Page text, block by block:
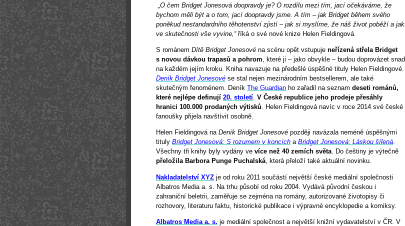
„O čem Bridget Jonesová doopravdy je? O rozdílu mezi tím, jací očekáváme, že
bychom měli být a o tom, jací doopravdy jsme. A tím – jak Bridget během svého
poněkud nestandardního těhotenství zjistí – jak si myslíme, že náš život poběží a jak
ve skutečnosti vše vyvine,“říká o své nové knize Helen Fieldingová.
S románem Dítě Bridget Jonesové na scénu opět vstupuje neřízená střela Bridget
s novou dávkou trapasů a pohrom , které ji – jako obvykle – budou doprovázet snad
na každém jejím kroku. Kniha navazuje na předešlé úspěšné tituly Helen Fieldingové.
Deník Bridget Jonesové se stal nejen mezinárodním bestsellerem, ale také
skutečným fenoménem. Deník The Guardian ho zařadil na seznam deseti románů,
které nejlépe definují 20. století V České republice jeho prodeje přesáhly
hranici 100.000 prodaných výtisků . Helen Fieldingová navíc v roce 2014 své české
fanoušky přijela navštívit osobně.
Helen Fieldingová na Deník Bridget Jonesové později navázala neméně úspěšnými
tituly Bridget Jonesová: S rozumem v koncích a Bridget Jonesová: Láskou šílená.
Všechny tři knihy byly vydány ve více než 40 zemích světa. Do češtiny je výtečně
přeložila Barbora Punge Puchalská, která přeloží také aktuální novinku.
Nakladatelství XYZ je od roku 2011 součástí největší české mediální společnosti
Albatros Media a. s. Na trhu působí od roku 2004. Vydává původní českou i
zahraniční beletrii, zaměřuje se zejména na romány, autorizované životopisy či
rozhovory, literaturu faktu, historické publikace i výpravné encyklopedie a komiksy.
Albatros Media a. s. je mediální společnost a největší knižní vydavatelství v ČR. V